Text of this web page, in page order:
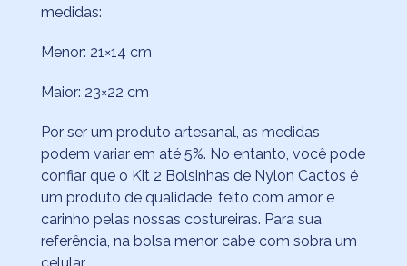
medidas:
Menor: 21×14 cm
Maior: 23×22 cm
Por ser um produto artesanal, as medidas
podem variar em até 5%. No entanto, você pode
confiar que o Kit 2 Bolsinhas de Nylon Cactos é
um produto de qualidade, feito com amor e
carinho pelas nossas costureiras. Para sua
referência, na bolsa menor cabe com sobra um
celular.